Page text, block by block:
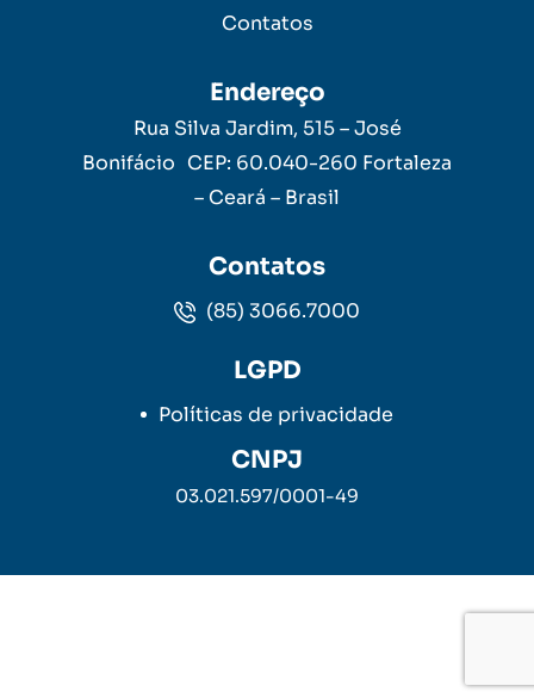
Contatos
Endereço
Rua Silva Jardim, 515 – José
Bonifácio CEP: 60.040-260 Fortaleza
– Ceará – Brasil
Contatos
(85) 3066.7000
LGPD
Políticas de privacidade
CNPJ
03.021.597/0001-49